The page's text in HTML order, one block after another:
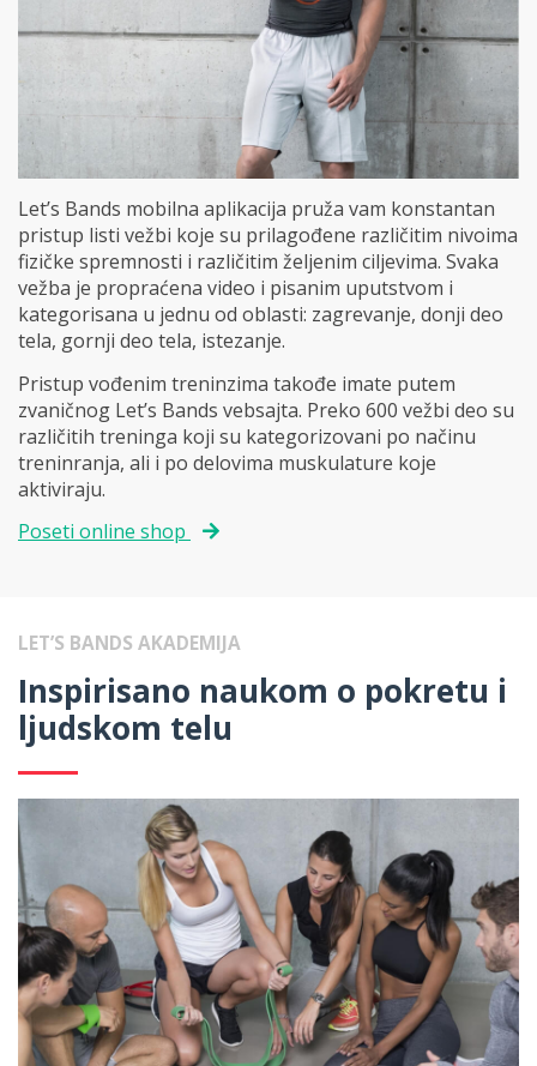
Let’s Bands mobilna aplikacija pruža vam konstantan
pristup listi vežbi koje su prilagođene različitim nivoima
fizičke spremnosti i različitim željenim ciljevima. Svaka
vežba je propraćena video i pisanim uputstvom i
kategorisana u jednu od oblasti: zagrevanje, donji deo
tela, gornji deo tela, istezanje.
Pristup vođenim treninzima takođe imate putem
zvaničnog Let’s Bands vebsajta. Preko 600 vežbi deo su
različitih treninga koji su kategorizovani po načinu
treninranja, ali i po delovima muskulature koje
aktiviraju.
Poseti online shop
LET’S BANDS AKADEMIJA
Inspirisano naukom o pokretu i
ljudskom telu